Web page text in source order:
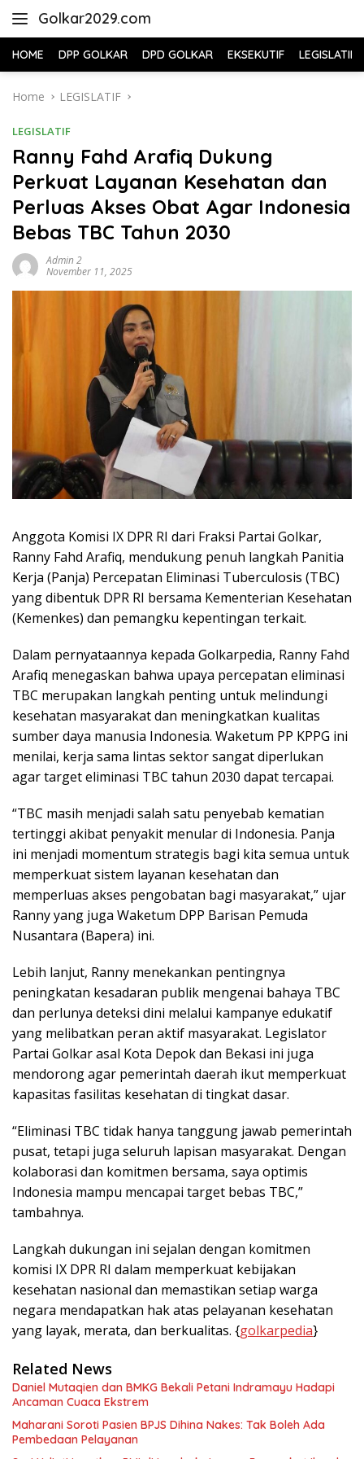
Golkar2029.com
HOME DPP GOLKAR DPD GOLKAR EKSEKUTIF LEGISLATIF
Home LEGISLATIF
LEGISLATIF
Ranny Fahd Arafiq Dukung
Perkuat Layanan Kesehatan dan
Perluas Akses Obat Agar Indonesia
Bebas TBC Tahun 2030
Admin 2
November 11, 2025
Anggota Komisi IX DPR RI dari Fraksi Partai Golkar,
Ranny Fahd Arafiq, mendukung penuh langkah Panitia
Kerja (Panja) Percepatan Eliminasi Tuberculosis (TBC)
yang dibentuk DPR RI bersama Kementerian Kesehatan
(Kemenkes) dan pemangku kepentingan terkait.
Dalam pernyataannya kepada Golkarpedia, Ranny Fahd
Arafiq menegaskan bahwa upaya percepatan eliminasi
TBC merupakan langkah penting untuk melindungi
kesehatan masyarakat dan meningkatkan kualitas
sumber daya manusia Indonesia. Waketum PP KPPG ini
menilai, kerja sama lintas sektor sangat diperlukan
agar target eliminasi TBC tahun 2030 dapat tercapai.
“TBC masih menjadi salah satu penyebab kematian
tertinggi akibat penyakit menular di Indonesia. Panja
ini menjadi momentum strategis bagi kita semua untuk
memperkuat sistem layanan kesehatan dan
memperluas akses pengobatan bagi masyarakat,” ujar
Ranny yang juga Waketum DPP Barisan Pemuda
Nusantara (Bapera) ini.
Lebih lanjut, Ranny menekankan pentingnya
peningkatan kesadaran publik mengenai bahaya TBC
dan perlunya deteksi dini melalui kampanye edukatif
yang melibatkan peran aktif masyarakat. Legislator
Partai Golkar asal Kota Depok dan Bekasi ini juga
mendorong agar pemerintah daerah ikut memperkuat
kapasitas fasilitas kesehatan di tingkat dasar.
“Eliminasi TBC tidak hanya tanggung jawab pemerintah
pusat, tetapi juga seluruh lapisan masyarakat. Dengan
kolaborasi dan komitmen bersama, saya optimis
Indonesia mampu mencapai target bebas TBC,”
tambahnya.
Langkah dukungan ini sejalan dengan komitmen
komisi IX DPR RI dalam memperkuat kebijakan
kesehatan nasional dan memastikan setiap warga
negara mendapatkan hak atas pelayanan kesehatan
yang layak, merata, dan berkualitas. {golkarpedia}
Related News
Daniel Mutaqien dan BMKG Bekali Petani Indramayu Hadapi
Ancaman Cuaca Ekstrem
Maharani Soroti Pasien BPJS Dihina Nakes: Tak Boleh Ada
Pembedaan Pelayanan